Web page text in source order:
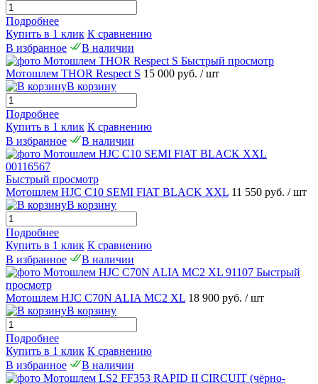
Подробнее
Купить в 1 клик К сравнению
В избранное
В наличии
Быстрый просмотр
Мотошлем THOR Respect S 15 000 руб. / шт
В корзину
Подробнее
Купить в 1 клик К сравнению
В избранное
В наличии
Быстрый просмотр
Мотошлем HJC C10 SEMI FlAT BLACK XXL 11 550 руб. / шт
В корзину
Подробнее
Купить в 1 клик К сравнению
В избранное
В наличии
Быстрый
просмотр
Мотошлем HJC C70N ALIA MC2 XL 18 900 руб. / шт
В корзину
Подробнее
Купить в 1 клик К сравнению
В избранное
В наличии